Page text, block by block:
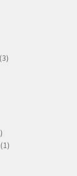
33
2
produkty
1 1